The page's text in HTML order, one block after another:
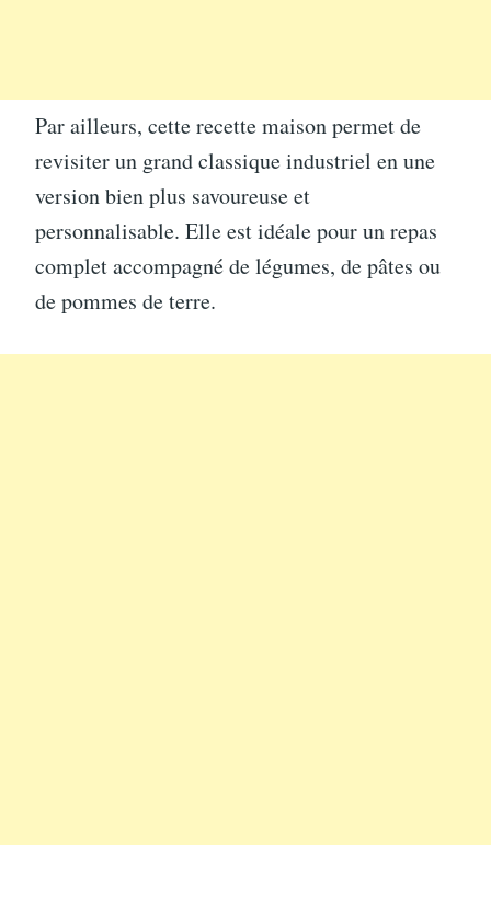
Par ailleurs, cette recette maison permet de
revisiter un grand classique industriel en une
version bien plus savoureuse et
personnalisable. Elle est idéale pour un repas
complet accompagné de légumes, de pâtes ou
de pommes de terre.